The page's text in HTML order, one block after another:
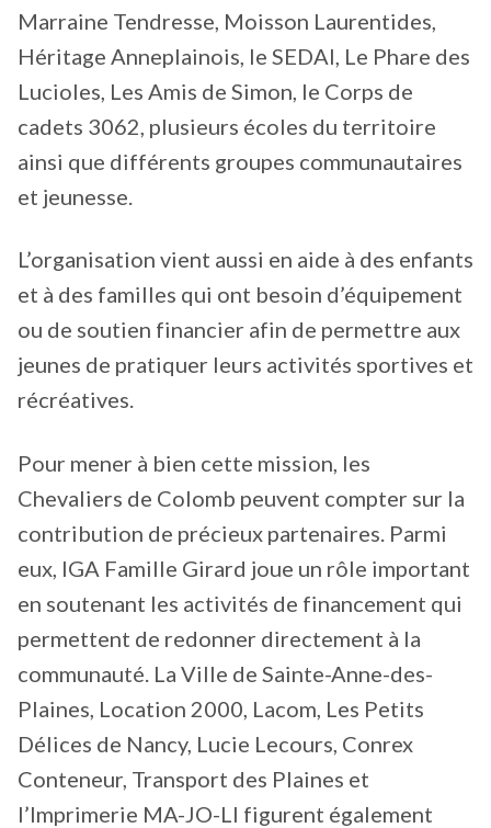
Marraine Tendresse, Moisson Laurentides,
Héritage Anneplainois, le SEDAI, Le Phare des
Lucioles, Les Amis de Simon, le Corps de
cadets 3062, plusieurs écoles du territoire
ainsi que différents groupes communautaires
et jeunesse.
L’organisation vient aussi en aide à des enfants
et à des familles qui ont besoin d’équipement
ou de soutien financier afin de permettre aux
jeunes de pratiquer leurs activités sportives et
récréatives.
Pour mener à bien cette mission, les
Chevaliers de Colomb peuvent compter sur la
contribution de précieux partenaires. Parmi
eux, IGA Famille Girard joue un rôle important
en soutenant les activités de financement qui
permettent de redonner directement à la
communauté. La Ville de Sainte-Anne-des-
Plaines, Location 2000, Lacom, Les Petits
Délices de Nancy, Lucie Lecours, Conrex
Conteneur, Transport des Plaines et
l’Imprimerie MA-JO-LI figurent également